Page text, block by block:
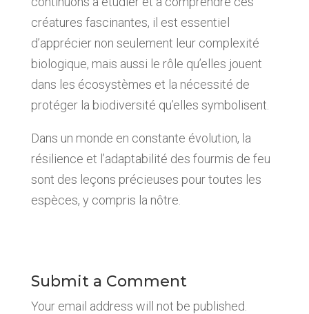
créatures fascinantes, il est essentiel
d’apprécier non seulement leur complexité
biologique, mais aussi le rôle qu’elles jouent
dans les écosystèmes et la nécessité de
protéger la biodiversité qu’elles symbolisent.
Dans un monde en constante évolution, la
résilience et l’adaptabilité des fourmis de feu
sont des leçons précieuses pour toutes les
espèces, y compris la nôtre.
Submit a Comment
Your email address will not be published.